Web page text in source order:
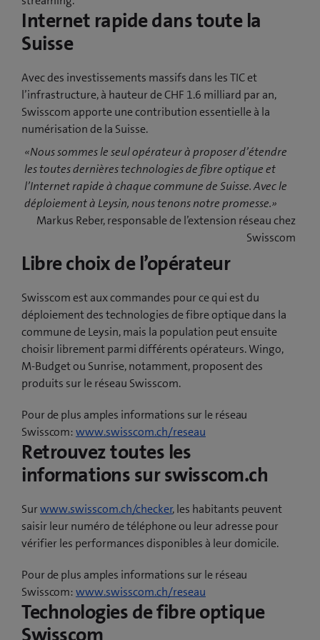
Internet rapide dans toute la
Suisse
Avec des investissements massifs dans les TIC et
l’infrastructure, à hauteur de CHF 1.6 milliard par an,
Swisscom apporte une contribution essentielle à la
numérisation de la Suisse.
«Nous sommes le seul opérateur à proposer d’étendre
les toutes dernières technologies de fibre optique et
l’Internet rapide à chaque commune de Suisse. Avec le
déploiement à Leysin, nous tenons notre promesse.»
Markus Reber, responsable de l’extension réseau chez
Swisscom
Libre choix de l’opérateur
Swisscom est aux commandes pour ce qui est du
déploiement des technologies de fibre optique dans la
commune de Leysin, mais la population peut ensuite
choisir librement parmi différents opérateurs. Wingo,
M-Budget ou Sunrise, notamment, proposent des
produits sur le réseau Swisscom.
Pour de plus amples informations sur le réseau
Swisscom:www.swisscom.ch/reseau
Retrouvez toutes les
informations sur swisscom.ch
Surwww.swisscom.ch/checker, les habitants peuvent
saisir leur numéro de téléphone ou leur adresse pour
vérifier les performances disponibles à leur domicile.
Pour de plus amples informations sur le réseau
Swisscom:www.swisscom.ch/reseau
Technologies de fibre optique